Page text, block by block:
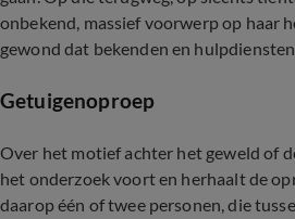
onbekend, massief voorwerp op haar
gewond dat bekenden en
Getuigenoproep
Over het motief achter het geweld of
het onderzoek voort en herhaalt de
daarop één of twee personen, die